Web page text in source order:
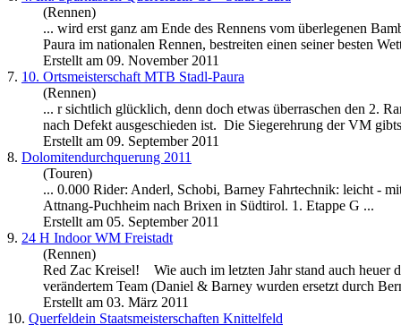
(Rennen)
... wird erst ganz am Ende des Rennens vom überlegenen
Paura im nationalen Rennen, bestreiten einen seiner besten
Erstellt am 09. November 2011
7. 10. Ortsmeisterschaft MTB Stadl-Paura
(Rennen)
... r sichtlich glücklich, denn doch etwas überraschen den 2.
nach Defekt ausgeschieden ist. Die Siegerehrung der VM
Erstellt am 09. September 2011
8. Dolomitendurchquerung 2011
(Touren)
... 0.000 Rider: Anderl, Schobi, Barney Fahrtechnik: leicht -
Attnang-Puchheim nach Brixen in Südtirol. 1. Etappe G ...
Erstellt am 05. September 2011
9. 24 H Indoor WM Freistadt
(Rennen)
Red Zac Kreisel! Wie auch im letzten Jahr stand auch heuer
verändertem Team (Daniel & Barney wurden ersetzt durch
Erstellt am 03. März 2011
10. Querfeldein Staatsmeisterschaften Knittelfeld